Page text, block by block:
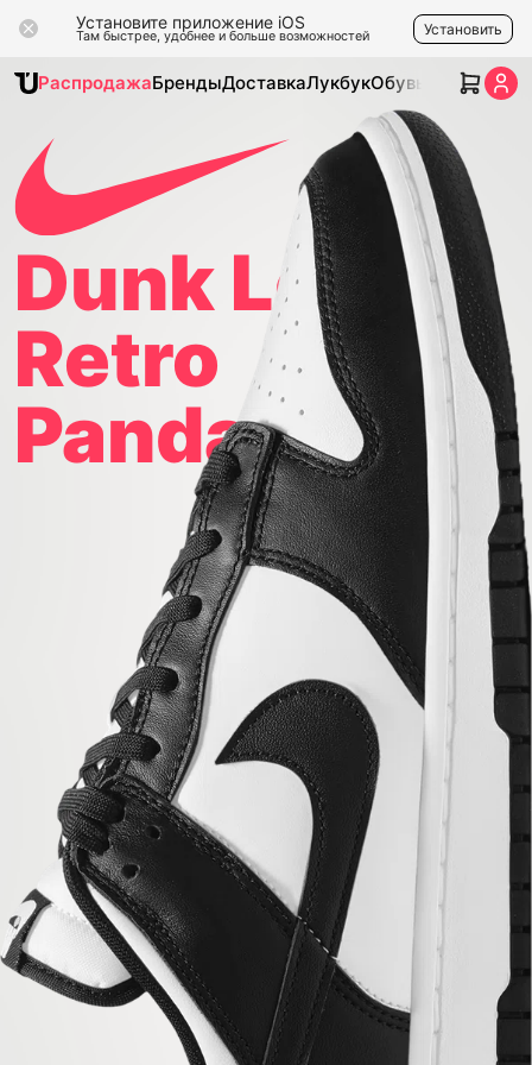
Установите приложение iOS
Там быстрее, удобнее и больше возможностей Установить
РаспродажаБрендыДоставкаЛукбукОбувь Одежда
Dunk Low
Retro
Panda